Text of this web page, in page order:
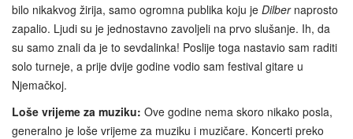
bilo nikakvog žirija, samo ogromna publika koju je Dilbernaprosto
zapalio. Ljudi su je jednostavno zavoljeli na prvo slušanje. Ih, da
su samo znali da je to sevdalinka! Poslije toga nastavio sam raditi
solo turneje, a prije dvije godine vodio sam festival gitare u
Njemačkoj.
Loše vrijeme za muziku: Ove godine nema skoro nikako posla,
generalno je loše vrijeme za muziku i muzičare. Koncerti preko